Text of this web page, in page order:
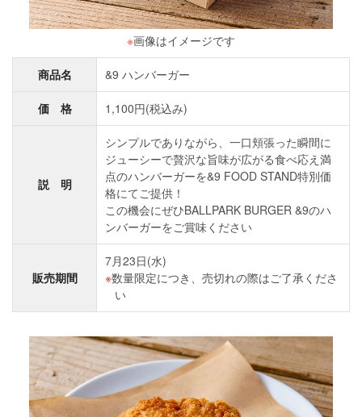
※画像はイメージです
商品名 &9 ハンバーガー
価 格 1,100円(税込み)
説 明
シンプルでありながら、一口頬張った瞬間に
ジューシーで贅沢な旨味が広がる食べ応え満
点のハンバーガーを&9 FOOD STAND特別価
格にてご提供！
この機会にぜひBALLPARK BURGER &9のハ
ンバーガーをご賞味ください
販売期間
7月23日(水)
数量限定につき、売切れの際はご了承くださ
い